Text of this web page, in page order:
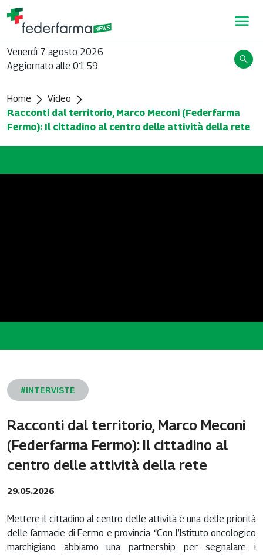
Venerdì 7 agosto 2026
Aggiornato alle 01:59
Home
Video
Racconti dal territorio, Marco Meconi (Federfarma
Fermo): Il cittadino al centro delle attività della rete
#INTERVISTE
Racconti dal territorio, Marco Meconi
(Federfarma Fermo): Il cittadino al
centro delle attività della rete
29.05.2026
Mettere il cittadino al centro delle attività è una delle priorità
delle farmacie di Fermo e provincia. “Con l’Istituto oncologico
marchigiano abbiamo una partnership per segnalare i